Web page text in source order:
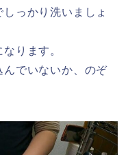
っかり洗いましょ
ります。
でいないか、のぞ